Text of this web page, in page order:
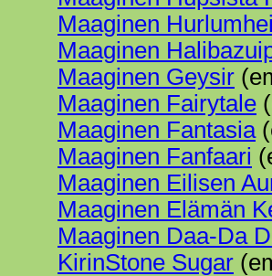
Maaginen Hurlumhei
Maaginen
Maaginen Geysir
Maaginen Fairytale
Maaginen Fantasia
Maaginen Fanfaari
Maaginen Eilisen
Maaginen Elämän
Maaginen Daa-Da
KirinStone Sugar